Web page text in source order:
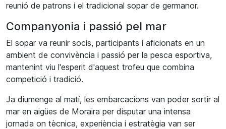
reunió de patrons i el tradicional sopar de germanor.
Companyonia i passió pel mar
El sopar va reunir socis, participants i aficionats en un
ambient de convivència i passió per la pesca esportiva,
mantenint viu l'esperit d'aquest trofeu que combina
competició i tradició.
Ja diumenge al matí, les embarcacions van poder sortir al
mar en aigües de Moraira per disputar una intensa
jornada on tècnica, experiència i estratègia van ser